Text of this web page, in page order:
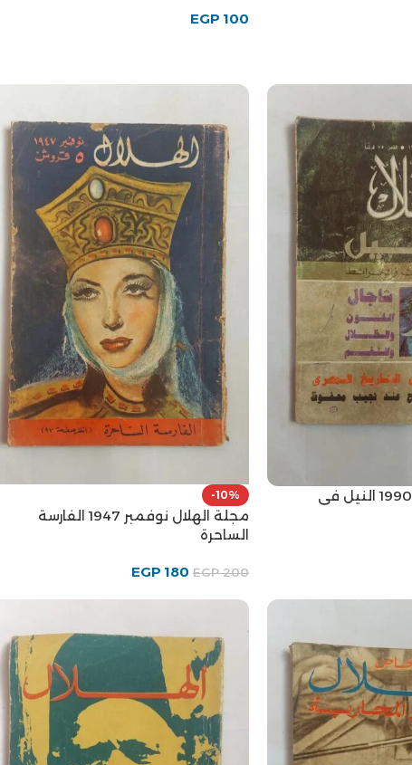
EGP 100
مجلة الهلال مارس 1990 النيل فى
-10%
مجلة الهلال نوفمبر 1947 الفارسة
الساحرة
EGP200
EGP 180